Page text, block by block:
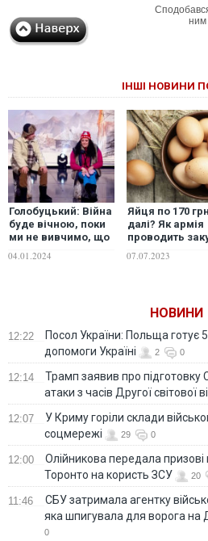
ним
ІНШІ НОВИНИ
Голобуцький: Війна
буде вічною, поки
ми не вивчимо, що
"русскій мір" веде
за собою російські
04.01.2024
Яйця по 170
далі? Як армія
проводить
після
скандалу
07.07.2023
НОВИНИ
12:22
Посол України: Польща готує
допомоги Україні
2 0
12:14
Трамп заявив про
атаки з часів Другої світової
12:07
У Криму горіли склади
соцмережі
29 0
12:00
Олійникова передала призові
Торонто на користь ЗСУ
20
11:46
СБУ затримала агентку
яка шпигувала для ворога на
0